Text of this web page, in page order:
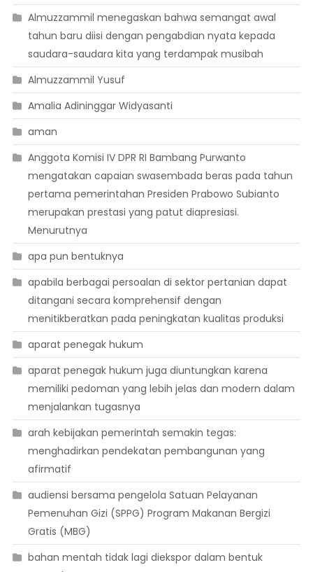
Almuzzammil menegaskan bahwa semangat awal
tahun baru diisi dengan pengabdian nyata kepada
saudara-saudara kita yang terdampak musibah
Almuzzammil Yusuf
Amalia Adininggar Widyasanti
aman
Anggota Komisi IV DPR RI Bambang Purwanto
mengatakan capaian swasembada beras pada tahun
pertama pemerintahan Presiden Prabowo Subianto
merupakan prestasi yang patut diapresiasi.
Menurutnya
apa pun bentuknya
apabila berbagai persoalan di sektor pertanian dapat
ditangani secara komprehensif dengan
menitikberatkan pada peningkatan kualitas produksi
aparat penegak hukum
aparat penegak hukum juga diuntungkan karena
memiliki pedoman yang lebih jelas dan modern dalam
menjalankan tugasnya
arah kebijakan pemerintah semakin tegas:
menghadirkan pendekatan pembangunan yang
afirmatif
audiensi bersama pengelola Satuan Pelayanan
Pemenuhan Gizi (SPPG) Program Makanan Bergizi
Gratis (MBG)
bahan mentah tidak lagi diekspor dalam bentuk